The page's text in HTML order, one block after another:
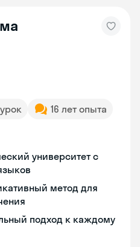
16 лет опыта
университет с
метод для
подход к каждому